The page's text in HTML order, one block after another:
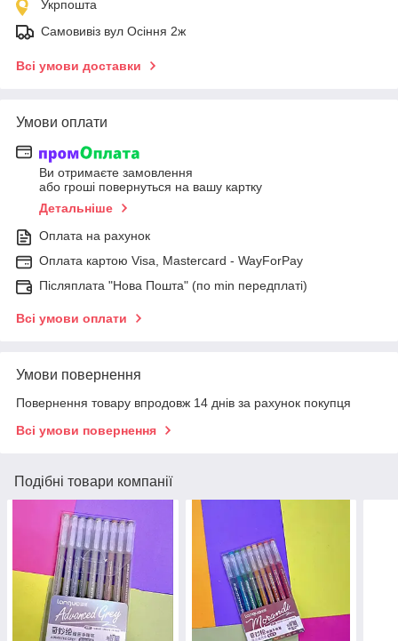
Укрпошта
Самовивіз вул Осіння 2ж
Всі умови доставки
Умови оплати
Ви отримаєте замовлення
або гроші повернуться на вашу картку
Детальніше
Оплата на рахунок
Оплата картою Visa, Mastercard - WayForPay
Післяплата "Нова Пошта" (по min передплаті)
Всі умови оплати
Умови повернення
Повернення товару впродовж 14 днів за рахунок покупця
Всі умови повернення
Подібні товари компанії